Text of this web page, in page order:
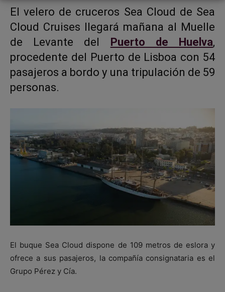
El velero de cruceros Sea Cloud de Sea
Cloud Cruises llegará mañana al Muelle
de Levante del Puerto de Huelva,
procedente del Puerto de Lisboa con 54
pasajeros a bordo y una tripulación de 59
personas.
El buque Sea Cloud dispone de 109 metros de eslora y
ofrece a sus pasajeros, la compañía consignataria es el
Grupo Pérez y Cía.